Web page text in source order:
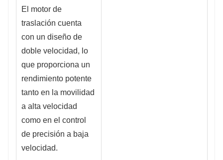
El motor de
traslación cuenta
con un diseño de
doble velocidad, lo
que proporciona un
rendimiento potente
tanto en la movilidad
a alta velocidad
como en el control
de precisión a baja
velocidad.